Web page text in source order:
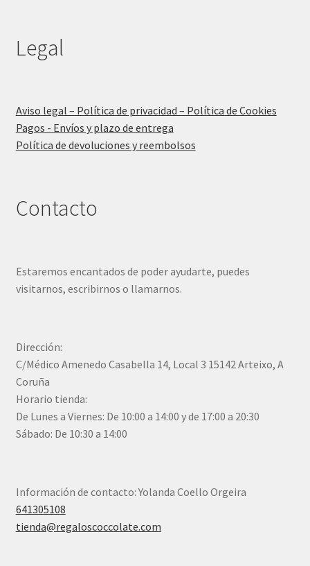
Legal
Aviso legal – Política de privacidad – Política de Cookies
Pagos - Envíos y plazo de entrega
Política de devoluciones y reembolsos
Contacto
Estaremos encantados de poder ayudarte, puedes
visitarnos, escribirnos o llamarnos.
Dirección:
C/Médico Amenedo Casabella 14, Local 3 15142 Arteixo, A
Coruña
Horario tienda:
De Lunes a Viernes: De 10:00 a 14:00 y de 17:00 a 20:30
Sábado: De 10:30 a 14:00
Información de contacto: Yolanda Coello Orgeira
641305108
tienda@regaloscoccolate.com